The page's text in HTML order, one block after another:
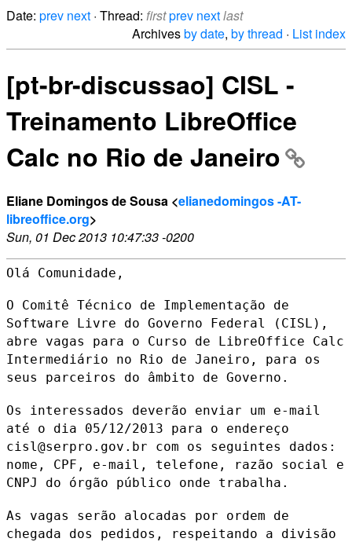
Date: prev next · Thread: firstprev nextlast
Archivesby date, by thread · List index
[pt-br-discussao] CISL -
Treinamento LibreOffice
Calc no Rio de Janeiro
Eliane Domingos de Sousa <elianedomingos -AT-
libreoffice.org>
Sun, 01 Dec 2013 10:47:33 -0200
Olá Comunidade,
O Comitê Técnico de Implementação de
Software Livre do Governo Federal
(CISL),
abre vagas para o Curso de LibreOffice Calc
Intermediário no Rio de Janeiro, para os
seus parceiros do âmbito de Governo.
Os interessados deverão enviar um e-mail
até o dia 05/12/2013 para o endereço
cisl@serpro.gov.br com os seguintes dados:
nome, CPF, e-mail, telefone, razão social e
CNPJ do órgão público onde trabalha.
As vagas serão alocadas por ordem de
chegada dos pedidos, respeitando a divisão